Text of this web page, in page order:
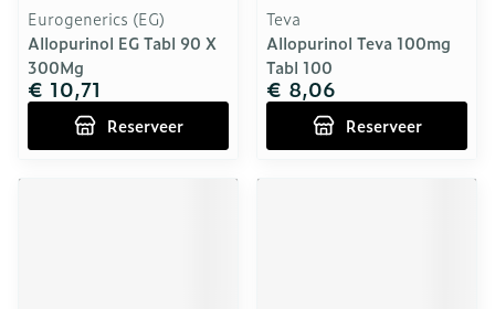
Eurogenerics (EG)
Allopurinol EG Tabl 90 X
300Mg
€ 10,71
Reserveer
Teva
Allopurinol Teva 100mg
Tabl 100
€ 8,06
Reserveer